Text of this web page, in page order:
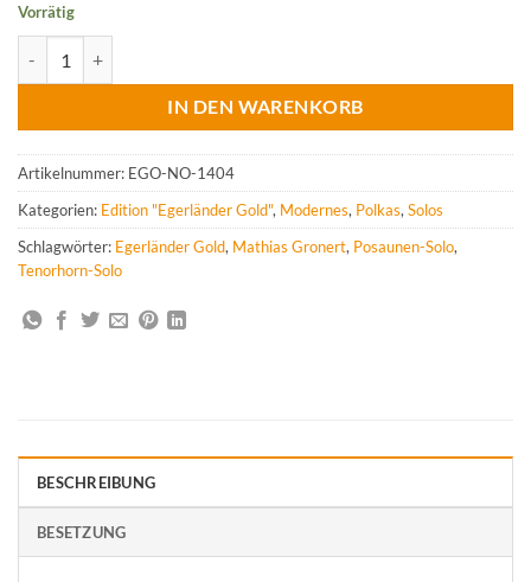
Vorrätig
IN DEN WARENKORB
Artikelnummer: EGO-NO-1404
Kategorien: Edition "Egerländer Gold", Modernes, Polkas,Solos
Schlagwörter: Egerländer Gold, Mathias Gronert, Posaunen-Solo,
Tenorhorn-Solo
BESCHREIBUNG
BESETZUNG